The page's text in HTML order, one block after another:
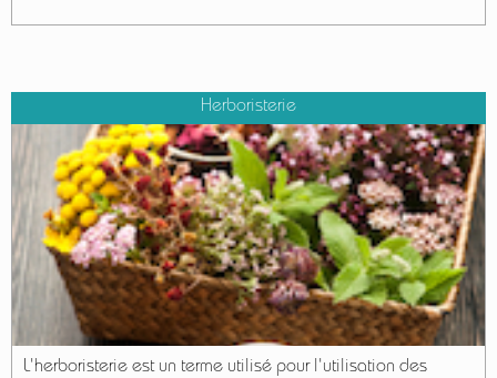
Herboristerie
L'herboristerie est un terme utilisé pour l'utilisation des